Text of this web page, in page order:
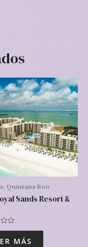
Quintana Roo
Sands Resort &
MÁS